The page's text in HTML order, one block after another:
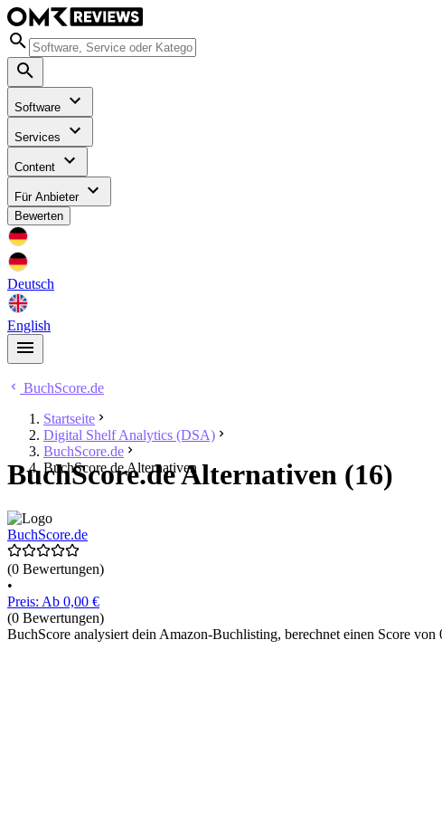
Software
Services
Content
Für Anbieter
Bewerten
Deutsch
English
BuchScore.de
Startseite
Digital Shelf Analytics (DSA)
BuchScore.de
BuchScore.de Alternativen
BuchScore.de Alternativen (16)
BuchScore.de
(0 Bewertungen)
•
Preis: Ab 0,00 €
(0 Bewertungen)
BuchScore analysiert dein Amazon-Buchlisting, berechnet einen Score